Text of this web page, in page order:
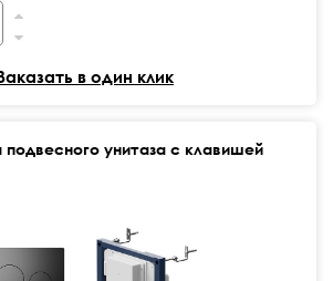
в один клик
подвесного унитаза с клавишей